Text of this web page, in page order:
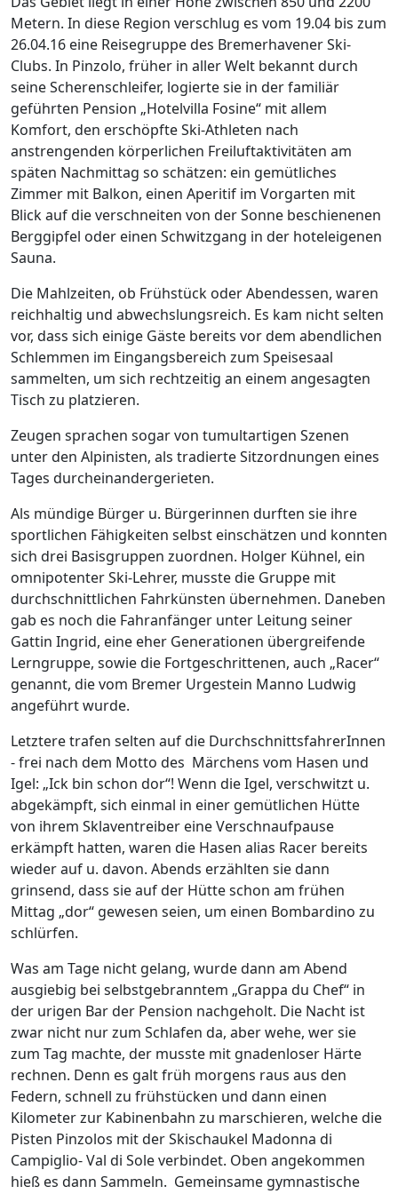
Metern. In diese Region verschlug es vom 19.04 bis zum
26.04.16 eine Reisegruppe des Bremerhavener Ski-
Clubs. In Pinzolo, früher in aller Welt bekannt durch
seine Scherenschleifer, logierte sie in der familiär
geführten Pension „Hotelvilla Fosine“ mit allem
Komfort, den erschöpfte Ski-Athleten nach
anstrengenden körperlichen Freiluftaktivitäten am
späten Nachmittag so schätzen: ein gemütliches
Zimmer mit Balkon, einen Aperitif im Vorgarten mit
Blick auf die verschneiten von der Sonne beschienenen
Berggipfel oder einen Schwitzgang in der hoteleigenen
Sauna.
Die Mahlzeiten, ob Frühstück oder Abendessen, waren
reichhaltig und abwechslungsreich. Es kam nicht selten
vor, dass sich einige Gäste bereits vor dem abendlichen
Schlemmen im Eingangsbereich zum Speisesaal
sammelten, um sich rechtzeitig an einem angesagten
Tisch zu platzieren.
Zeugen sprachen sogar von tumultartigen Szenen
unter den Alpinisten, als tradierte Sitzordnungen eines
Tages durcheinandergerieten.
Als mündige Bürger u. Bürgerinnen durften sie ihre
sportlichen Fähigkeiten selbst einschätzen und konnten
sich drei Basisgruppen zuordnen. Holger Kühnel, ein
omnipotenter Ski-Lehrer, musste die Gruppe mit
durchschnittlichen Fahrkünsten übernehmen. Daneben
gab es noch die Fahranfänger unter Leitung seiner
Gattin Ingrid, eine eher Generationen übergreifende
Lerngruppe, sowie die Fortgeschrittenen, auch „Racer“
genannt, die vom Bremer Urgestein Manno Ludwig
angeführt wurde.
Letztere trafen selten auf die DurchschnittsfahrerInnen
- frei nach dem Motto des Märchens vom Hasen und
Igel: „Ick bin schon dor“! Wenn die Igel, verschwitzt u.
abgekämpft, sich einmal in einer gemütlichen Hütte
von ihrem Sklaventreiber eine Verschnaufpause
erkämpft hatten, waren die Hasen alias Racer bereits
wieder auf u. davon. Abends erzählten sie dann
grinsend, dass sie auf der Hütte schon am frühen
Mittag „dor“ gewesen seien, um einen Bombardino zu
schlürfen.
Was am Tage nicht gelang, wurde dann am Abend
ausgiebig bei selbstgebranntem „Grappa du Chef“ in
der urigen Bar der Pension nachgeholt. Die Nacht ist
zwar nicht nur zum Schlafen da, aber wehe, wer sie
zum Tag machte, der musste mit gnadenloser Härte
rechnen. Denn es galt früh morgens raus aus den
Federn, schnell zu frühstücken und dann einen
Kilometer zur Kabinenbahn zu marschieren, welche die
Pisten Pinzolos mit der Skischaukel Madonna di
Campiglio- Val di Sole verbindet. Oben angekommen
hieß es dann Sammeln. Gemeinsame gymnastische